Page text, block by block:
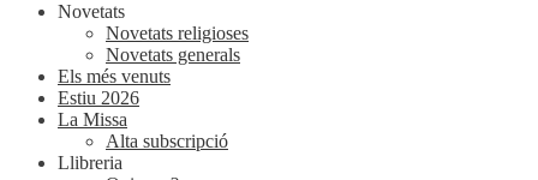
Novetats
Novetats religioses
Novetats generals
Els més venuts
Estiu 2026
La Missa
Alta subscripció
Llibreria